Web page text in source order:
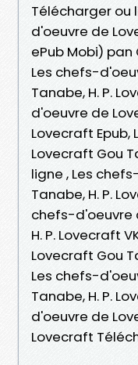
Télécharger ou
d'oeuvre de
ePub Mobi) pan
Les chefs-
Tanabe, H. P.
d'oeuvre de
Lovecraft
Lovecraft Gou
ligne , Les
Tanabe, H. P.
chefs-d'oeuvre
H. P. Lovecraft
Lovecraft Gou
Les chefs-
Tanabe, H. P.
d'oeuvre de
Lovecraft